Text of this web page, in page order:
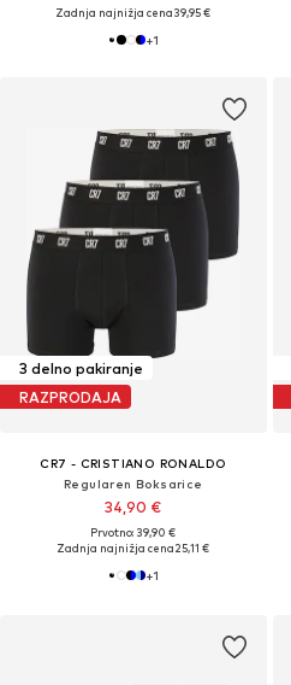
Zadnja najnižja cena39,95 €
+1
3 delno pakiranje
RAZPRODAJA
CR7 - CRISTIANO RONALDO
Regularen Boksarice
34,90 €
Prvotno: 39,90 €
Zadnja najnižja cena25,11 €
+1